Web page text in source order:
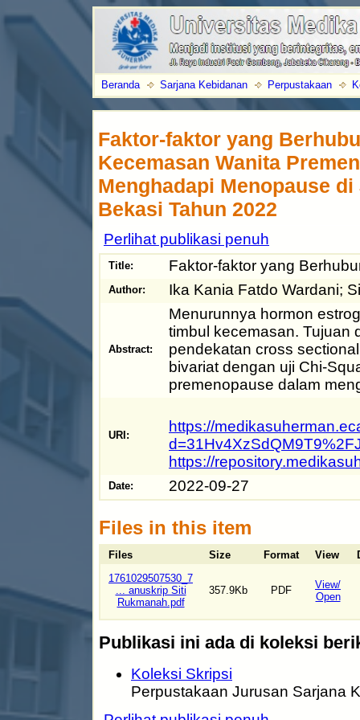
Beranda Sarjana Kebidanan Perpustakaan
Faktor-faktor yang
Kecemasan Wanita
Menghadapi Menopause
Bekasi Tahun 2022
Perlihat publikasi penuh
Title: Faktor-faktor yang
Author: Ika Kania Fatdo Wardani;
Abstract:
Menurunnya hormon
timbul kecemasan. Tujuan
pendekatan cross
bivariat dengan uji Chi-
premenopause dalam
URI:
https://
https://
Date: 2022-09-27
Files in this item
Files Size Format View
1761029507530_7
... anuskrip Siti
Rukmanah.pdf
357.9Kb PDF
View/
Open
Publikasi ini ada di koleksi
Koleksi Skripsi
Perpustakaan Jurusan Sarjana